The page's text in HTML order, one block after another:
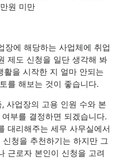
원 미만
장에 해당하는 사업체에 취업
제도 신청을 일단 생각해 봐
활을 시작한 지 얼마 안되는
를 해보는 것이 좋습니다.
사업장의 고용 인원 수와 본
부를 결정하면 되겠습니다.
대리해주는 세무 사무실에서
청을 추천하기는 하지만 그
근로자 본인이 신청을 고려